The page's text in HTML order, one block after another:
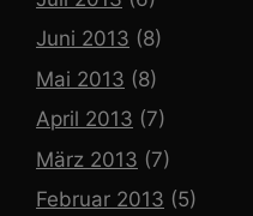
Juni 2013 (8)
Mai 2013 (8)
April 2013 (7)
März 2013 (7)
Februar 2013 (5)